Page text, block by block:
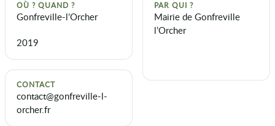
OÙ ? QUAND ?
Gonfreville-l’Orcher
2019
PAR QUI ?
Mairie de Gonfreville
l’Orcher
CONTACT
contact@gonfreville-l-
orcher.fr